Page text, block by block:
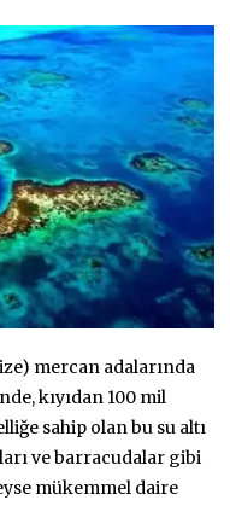
mercan adalarında
kıyıdan 100 mil
sahip olan bu su altı
ve barracudalar gibi
mükemmel daire